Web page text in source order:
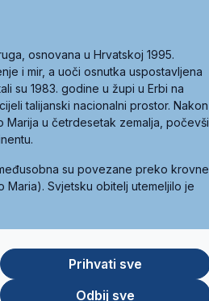
osnovana u Hrvatskoj 1995.
i mir, a uoči osnutka uspostavljena
su 1983. godine u župi u Erbi na
talijanski nacionalni prostor. Nakon
Marija u četrdesetak zemalja, počevši
su povezane preko krovne
Maria). Svjetsku obitelj utemeljilo je
Prihvati sve
Odbij sve